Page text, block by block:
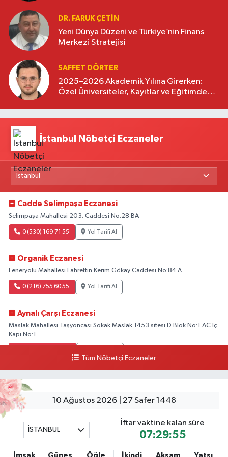
DR. FARUK ÇETİN
Yeni Dünya Düzeni ve Türkiye’nin Finans
Merkezi Stratejisi
SAFFET DÖRTER
2025–2026 Akademik Yılına Girerken:
Özel Üniversiteler, Kayıtlar ve Eğitimde
İstanbul Nöbetçi Eczaneler
Cadde Selimpaşa Eczanesi
Selimpaşa Mahallesi 203. Caddesi No:28 BA
0 (530) 169 71 55 Yol Tarifi Al
Organik Eczanesi
Feneryolu Mahallesi Fahrettin Kerim Gökay Caddesi No:84 A
0 (216) 755 60 55 Yol Tarifi Al
Aynalı Çarşı Eczanesi
Maslak Mahallesi Taşyoncası Sokak Maslak 1453 sitesi D Blok No:1 AC İç
Kapı No:1
Osmanağa Mahallesi Kuşdili Caddesi No:55 A
0 (216) 784 30 99 Yol Tarifi Al
Ekinoba Eczanesi
Tüm Nöbetçi Eczaneler
10 Ağustos 2026 | 27 Safer 1448
İSTANBUL
İftar vaktine kalan süre
07:29:54